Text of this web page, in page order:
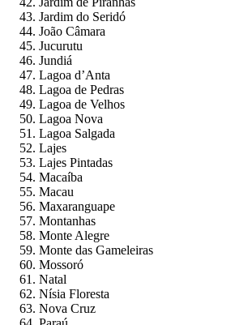
Jardim do Seridó
João Câmara
Jucurutu
Jundiá
Lagoa d’Anta
Lagoa de Pedras
Lagoa de Velhos
Lagoa Nova
Lagoa Salgada
Lajes
Lajes Pintadas
Macaíba
Macau
Maxaranguape
Montanhas
Monte Alegre
Monte das Gameleiras
Mossoró
Natal
Nísia Floresta
Nova Cruz